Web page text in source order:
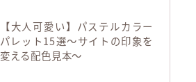
【大人可愛い】パステルカラー
パレット15選～サイトの印象を
変える配色見本～